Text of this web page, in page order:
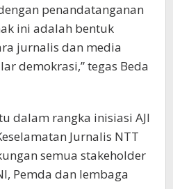
penandatanganan
ini adalah bentuk
jurnalis dan media
demokrasi,” tegas Beda
dalam rangka inisiasi AJI
Jurnalis NTT
semua stakeholder
Pemda dan lembaga